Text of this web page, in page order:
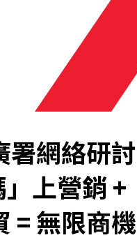
署網絡研討
上營銷 +
= 無限商機